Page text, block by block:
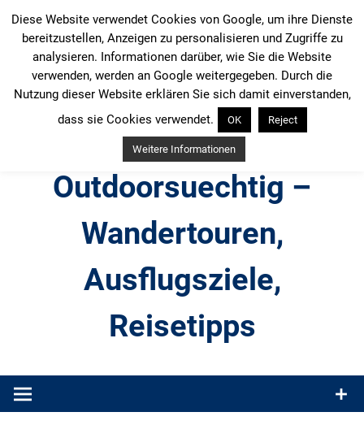
Inhalt
springen
Outdoorsuechtig –
Wandertouren,
Ausflugsziele,
Reisetipps
Produkttests und Buchrezensionen. Ein Blog für alle, die gern
Diese Website verwendet Cookies von Google, um ihre Dienste
bereitzustellen, Anzeigen zu personalisieren und Zugriffe zu
analysieren. Informationen darüber, wie Sie die Website
verwenden, werden an Google weitergegeben. Durch die
Nutzung dieser Website erklären Sie sich damit einverstanden,
dass sie Cookies verwendet.
OK Reject
Weitere Informationen